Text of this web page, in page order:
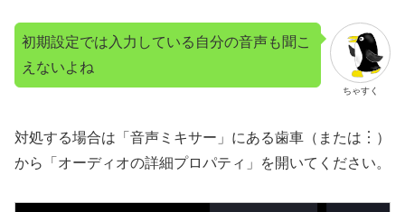
ちゃすく
初期設定では入力している自分の音声も聞こ
えないよね
対処する場合は「音声ミキサー」にある歯車（または︙）
から「オーディオの詳細プロパティ」を開いてください。